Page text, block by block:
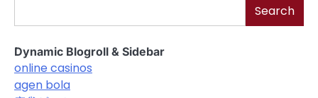
Search
Dynamic Blogroll & Sidebar
online casinos
agen bola